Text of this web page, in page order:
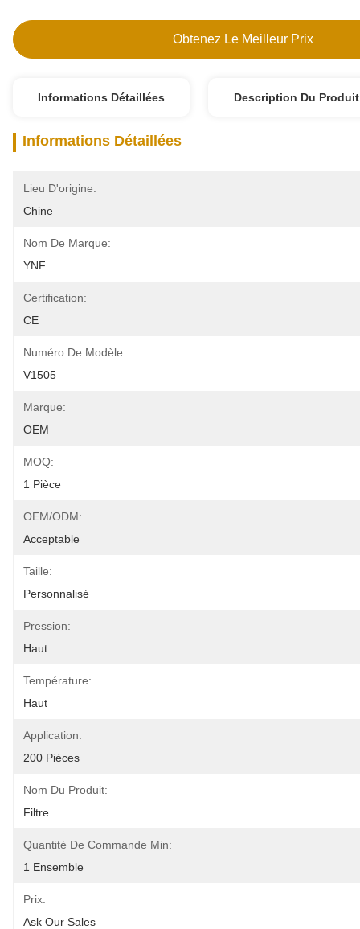
Obtenez Le Meilleur Prix
Informations Détaillées Description Du Produit
Informations Détaillées
Lieu D'origine:
Chine
Nom De Marque:
YNF
Certification:
CE
Numéro De Modèle:
V1505
Marque:
OEM
MOQ:
1 Pièce
OEM/ODM:
Acceptable
Taille:
Personnalisé
Pression:
Haut
Température:
Haut
Application:
200 Pièces
Nom Du Produit:
Filtre
Quantité De Commande Min:
1 Ensemble
Prix:
Ask Our Sales